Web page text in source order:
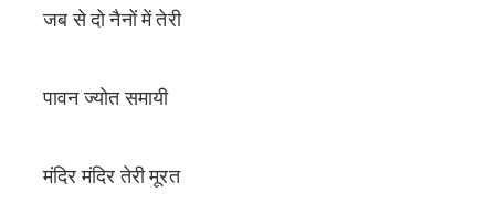
जब से दो नैनों में तेरी
पावन ज्योत समायी
मंदिर मंदिर तेरी मूरत